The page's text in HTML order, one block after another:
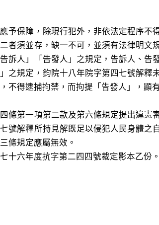
予保障，除現行犯外，非依法定程序不
者須並存，缺一不可，並須有法律明文
訴人」「告發人」之規定，告訴人、告
之規定，鈞院十八年院字第四七號解釋
不得逮捕拘禁，而拘提「告發人」，顯
條第一項第二款及第六條規定提出違憲
號解釋所持見解既足以侵犯人民身體之
條規定應屬無效。
十六年度抗字第二四四號裁定影本乙份。